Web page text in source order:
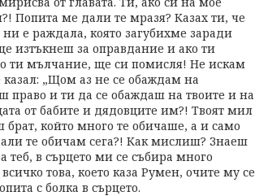
Попита ме дали те мразя? Казах ти, че
е раждала, която загубихме заради
изтъкнеш за оправдание и ако ти
ти мълчание, ще си помисля! Не искам
„Щом аз не се обаждам на
и ти да се обаждаш на твоите и на
от бабите и дядовците им?! Твоят мил
който много те обичаше, а и само
те обичам сега?! Как мислиш? Знаеш
теб, в сърцето ми се събира много
това, което каза Румен, очите му се
с болка в сърцето.